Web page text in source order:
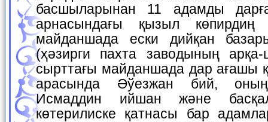
басшыларынан 11 адамды
арнасындағы қызыл көпирдиң
майданшада ески дийқан
(ҳәзирги пахта заводының
сырттағы майданшада дар ағашы
арасында Әўезжан бий,
Исмаддин ийшан және
көтерилиске қатнасы бар